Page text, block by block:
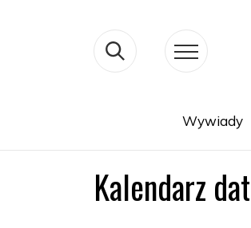
Wywiady
Kalendarz dat